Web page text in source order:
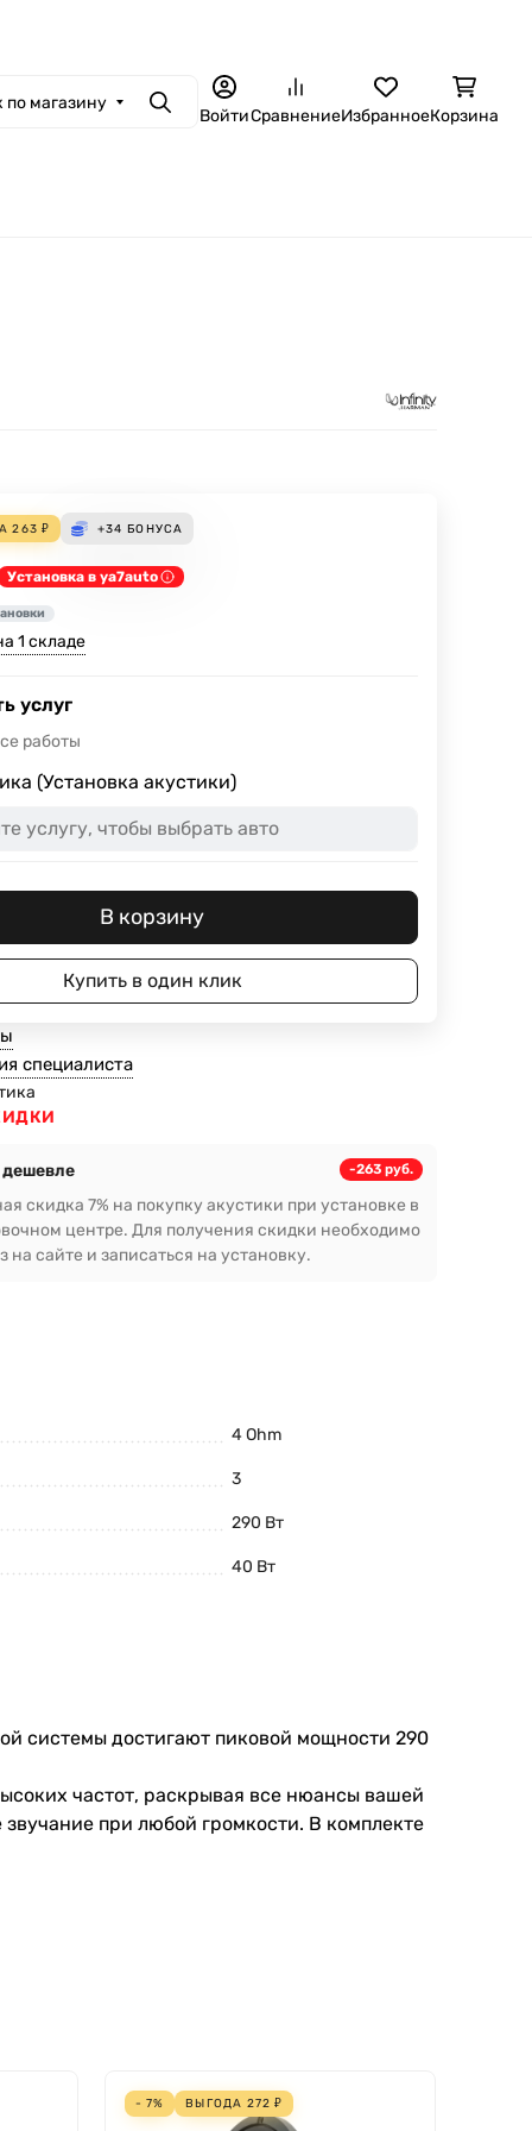
по магазину ПоискВойтиСравнениеИзбранноеКорзина
263 ₽ +34 БОНУСА
Установка в ya7auto
1 складе
услуг
работы
(Установка акустики)
В корзину
Купить в один клик
специалиста
дешевле -263 руб.
скидка 7% на покупку акустики при установке в
центре. Для получения скидки необходимо
на сайте и записаться на установку.
4 Ohm
3
290 Вт
40 Вт
системы достигают пиковой мощности 290
частот, раскрывая все нюансы вашей
звучание при любой громкости. В комплекте
- 7% ВЫГОДА 272 ₽